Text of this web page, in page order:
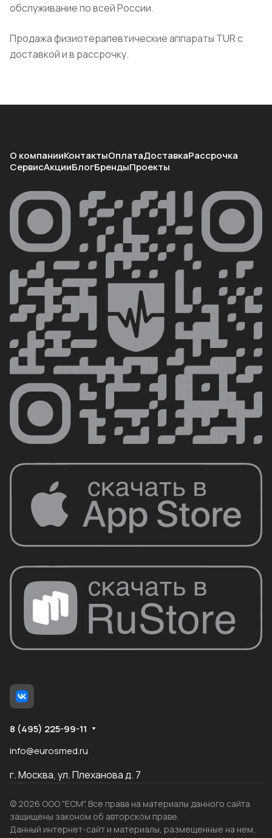
обслуживание по всей России.
Продажа физиотерапевтические аппараты TUR с
доставкой и в рассрочку.
О компанииКонтактыОплатаДоставкаРассрочка
СервисАкцииБлогБрендыПроекты
8 (495) 225-99-11
info@eurosmed.ru
г. Москва, ул. Плеханова д. 7
© 2026 ООО "ЕСМ". Все права на материалы данного сайта
защищены законом об авторском праве.
Данный интернет-сайт и материалы, размещенные на нем,